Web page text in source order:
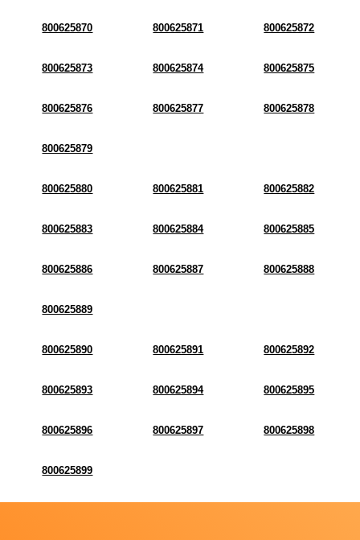
800625870 800625871 800625872
800625873 800625874 800625875
800625876 800625877 800625878
800625879
800625880 800625881 800625882
800625883 800625884 800625885
800625886 800625887 800625888
800625889
800625890 800625891 800625892
800625893 800625894 800625895
800625896 800625897 800625898
800625899